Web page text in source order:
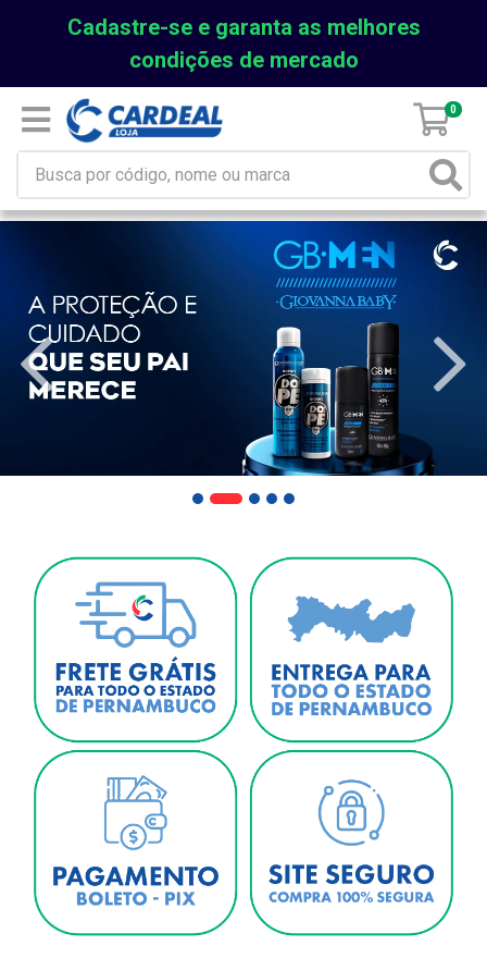
Cadastre-se e garanta as melhores
condições de mercado
0